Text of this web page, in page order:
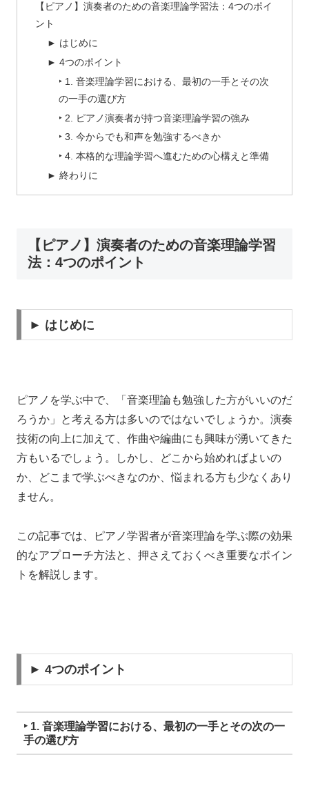
【ピアノ】演奏者のための音楽理論学習法：4つのポイ
ント
► はじめに
► 4つのポイント
‣ 1. 音楽理論学習における、最初の一手とその次
の一手の選び方
‣ 2. ピアノ演奏者が持つ音楽理論学習の強み
‣ 3. 今からでも和声を勉強するべきか
‣ 4. 本格的な理論学習へ進むための心構えと準備
► 終わりに
【ピアノ】演奏者のための音楽理論学習
法：4つのポイント
► はじめに
ピアノを学ぶ中で、「音楽理論も勉強した方がいいのだ
ろうか」と考える方は多いのではないでしょうか。演奏
技術の向上に加えて、作曲や編曲にも興味が湧いてきた
方もいるでしょう。しかし、どこから始めればよいの
か、どこまで学ぶべきなのか、悩まれる方も少なくあり
ません。
この記事では、ピアノ学習者が音楽理論を学ぶ際の効果
的なアプローチ方法と、押さえておくべき重要なポイン
トを解説します。
► 4つのポイント
‣ 1. 音楽理論学習における、最初の一手とその次の一
手の選び方